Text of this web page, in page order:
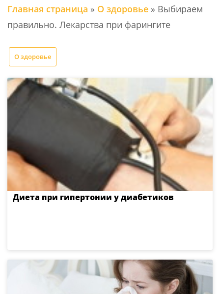
Главная страница » О здоровье » Выбираем
правильно. Лекарства при фарингите
О здоровье
Диета при гипертонии у диабетиков